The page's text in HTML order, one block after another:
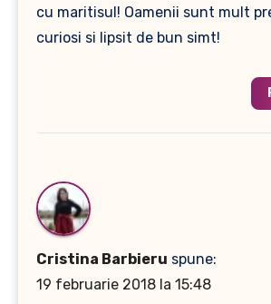
cu maritisul! Oamenii sunt mult
curiosi si lipsit de bun simt!
Cristina Barbieru spune:
19 februarie 2018 la 15:48